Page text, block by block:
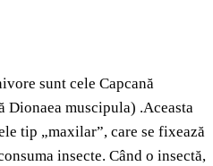
sunt cele Capcană
muscipula) .Aceasta
tip „maxilar”, care se fixează
insecte. Când o insectă,